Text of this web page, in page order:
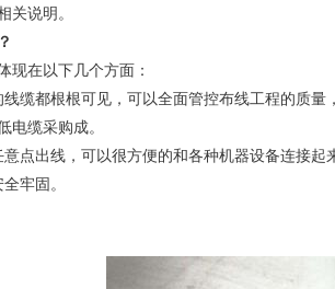
关说明。
现在以下几个方面：
缆都根根可见，可以全面管控布线工程的质
电缆采购成。
点出线，可以很方便的和各种机器设备连接起
牢固。